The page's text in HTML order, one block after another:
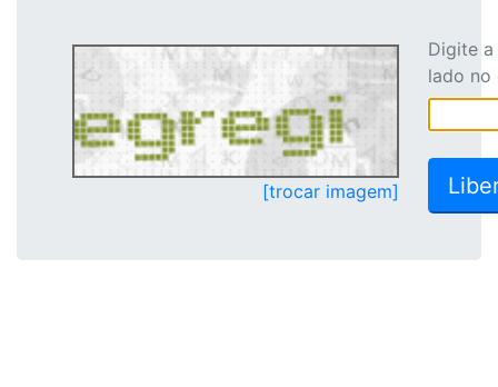
[trocar imagem]
Digite
lado no